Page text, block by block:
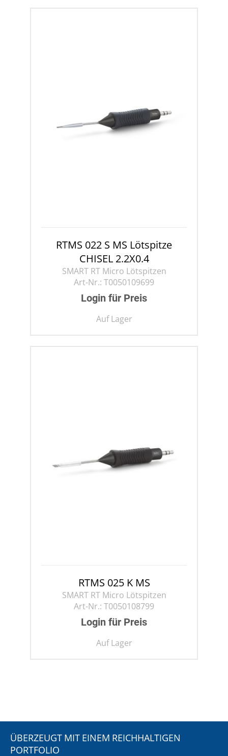
RTMS 022 S MS Lötspitze
CHISEL 2.2X0.4
SMART RT Micro Lötspitzen
Art-Nr.: T0050109699
Login für Preis
Auf Lager
RTMS 025 K MS
SMART RT Micro Lötspitzen
Art-Nr.: T0050108799
Login für Preis
Auf Lager
ÜBERZEUGT MIT EINEM REICHHALTIGEN
PORTFOLIO